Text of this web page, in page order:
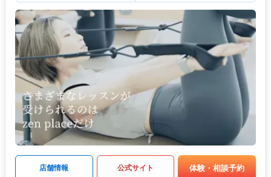
店舗情報 公式サイト 体験・相談予約